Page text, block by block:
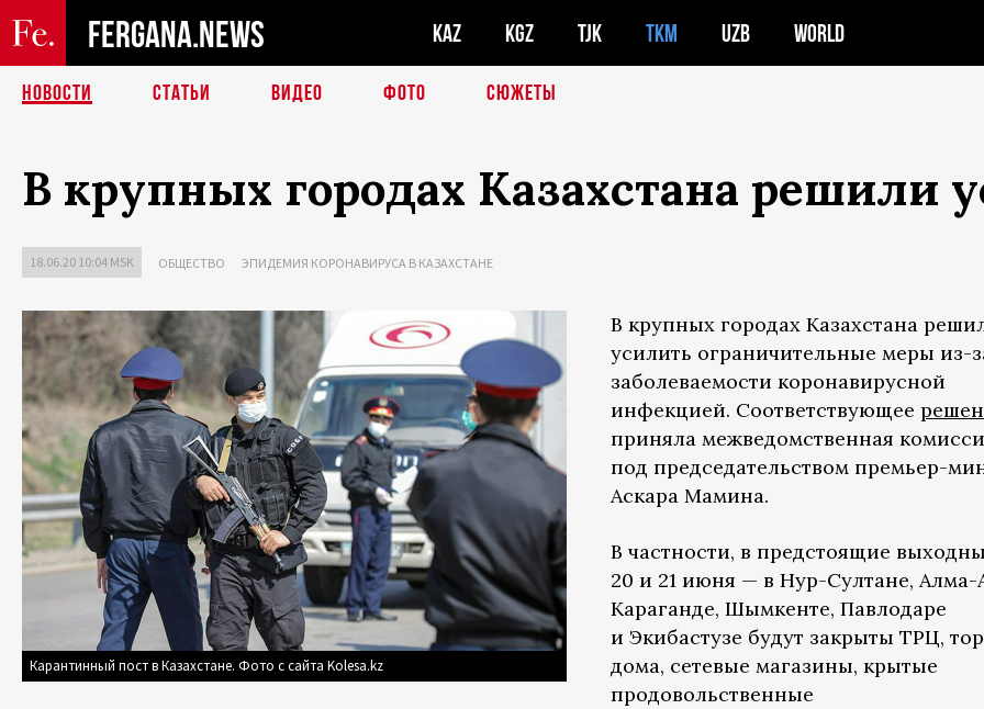
FERGANA.NEWS KAZ KGZ TJK TKM UZB WORLD
НОВОСТИ СТАТЬИ ВИДЕО ФОТО СЮЖЕТЫ
В крупных городах Казахстана решили
18.06.20 10:04 MSK ОБЩЕСТВО ЭПИДЕМИЯ КОРОНАВИРУСА В КАЗАХСТАНЕ
Карантинный пост в Казахстане. Фото с сайта Kolesa.kz
В крупных городах Казахстана
усилить ограничительные меры из-
заболеваемости коронавирусной
инфекцией. Соответствующее
приняла межведомственная
под председательством премьер-
Аскара Мамина.
В частности, в предстоящие
20 и 21 июня — в Нур-Султане, Алма-
Караганде, Шымкенте, Павлодаре
и Экибастузе будут закрыты ТРЦ,
дома, сетевые магазины, крытые
продовольственные